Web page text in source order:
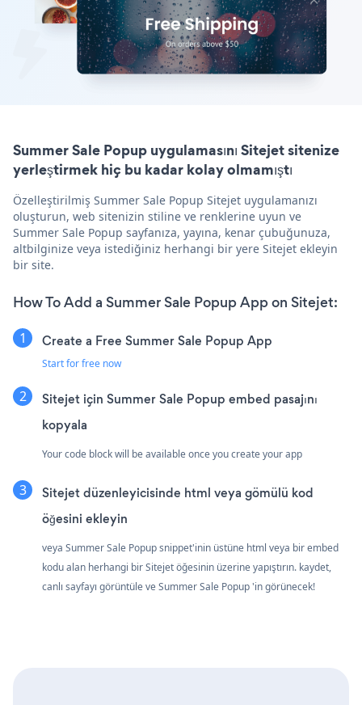
Summer Sale Popup uygulamasını Sitejet sitenize
yerleştirmek hiç bu kadar kolay olmamıştı
Özelleştirilmiş Summer Sale Popup Sitejet uygulamanızı
oluşturun, web sitenizin stiline ve renklerine uyun ve
Summer Sale Popup sayfanıza, yayına, kenar çubuğunuza,
altbilginize veya istediğiniz herhangi bir yere Sitejet ekleyin
bir site.
How To Add a Summer Sale Popup App on Sitejet:
Create a Free Summer Sale Popup App
Start for free now
Sitejet için Summer Sale Popup embed pasajını
kopyala
Your code block will be available once you create your app
Sitejet düzenleyicisinde html veya gömülü kod
öğesini ekleyin
veya Summer Sale Popup snippet'inin üstüne html veya bir embed
kodu alan herhangi bir Sitejet öğesinin üzerine yapıştırın. kaydet,
canlı sayfayı görüntüle ve Summer Sale Popup 'in görünecek!